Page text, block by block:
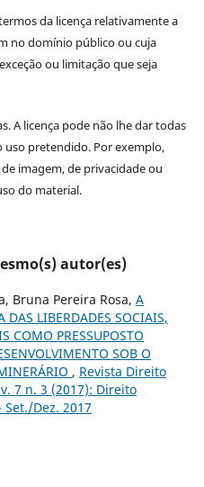
da licença relativamente a
no domínio público ou cuja
ou limitação que seja
A licença pode não lhe dar todas
uso pretendido. Por exemplo,
imagem, de privacidade ou
do material.
autor(es)
Bruna Pereira Rosa, A
DAS LIBERDADES SOCIAIS,
COMO PRESSUPOSTO
SOB O
, Revista Direito
7 n. 3 (2017): Direito
Dez. 2017